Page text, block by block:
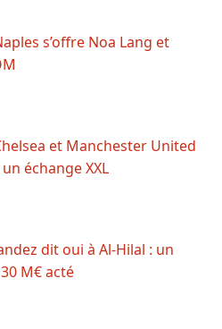
s’offre Noa Lang et
et Manchester United
échange XXL
dit oui à Al-Hilal : un
M€ acté